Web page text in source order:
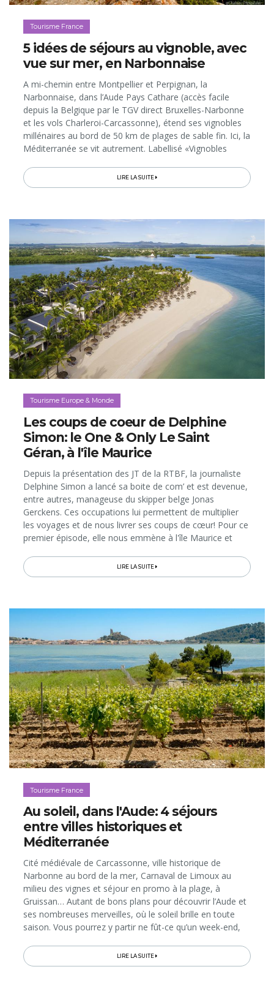
Tourisme France
5 idées de séjours au vignoble, avec
vue sur mer, en Narbonnaise
A mi-chemin entre Montpellier et Perpignan, la
Narbonnaise, dans l’Aude Pays Cathare (accès facile
depuis la Belgique par le TGV direct Bruxelles-Narbonne
et les vols Charleroi-Carcassonne), étend ses vignobles
millénaires au bord de 50 km de plages de sable fin. Ici, la
Méditerranée se vit autrement. Labellisé «Vignobles
nombreuses possibilités de séjours dans des gîtes,
chambres d’hôtes et hôtels de charme au cœur de
idées de séjours au milieu des vignes, comprenant bien
d’autres découvertes, entre balades le long du Canal du
Midi, pauses détente et grande gastronomie…
LIRE LA SUITE
Tourisme Europe & Monde
Les coups de coeur de Delphine
Simon: le One & Only Le Saint
Géran, à l'île Maurice
Depuis la présentation des JT de la RTBF, la journaliste
Delphine Simon a lancé sa boite de com’ et est devenue,
entre autres, manageuse du skipper belge Jonas
Gerckens. Ces occupations lui permettent de multiplier
les voyages et de nous livrer ses coups de cœur! Pour ce
premier épisode, elle nous emmène à l'île Maurice et
Géran...
LIRE LA SUITE
Tourisme France
Au soleil, dans l'Aude: 4 séjours
entre villes historiques et
Méditerranée
Cité médiévale de Carcassonne, ville historique de
Narbonne au bord de la mer, Carnaval de Limoux au
milieu des vignes et séjour en promo à la plage, à
Gruissan… Autant de bons plans pour découvrir l’Aude et
ses nombreuses merveilles, où le soleil brille en toute
saison. Vous pourrez y partir ne fût-ce qu’un week-end,
Charleroi-Carcassonne qui rendent l'accès vers le Sud de
la France à la fois rapide (1h40 de vol) et peu coûteux...
LIRE LA SUITE